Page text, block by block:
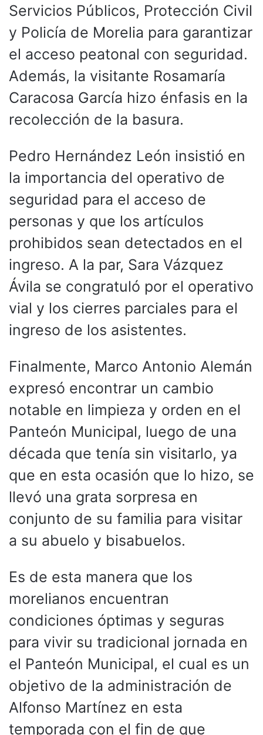
Servicios Públicos, Protección Civil
y Policía de Morelia para garantizar
el acceso peatonal con seguridad.
Además, la visitante Rosamaría
Caracosa García hizo énfasis en la
recolección de la basura.
Pedro Hernández León insistió en
la importancia del operativo de
seguridad para el acceso de
personas y que los artículos
prohibidos sean detectados en el
ingreso. A la par, Sara Vázquez
Ávila se congratuló por el operativo
vial y los cierres parciales para el
ingreso de los asistentes.
Finalmente, Marco Antonio Alemán
expresó encontrar un cambio
notable en limpieza y orden en el
Panteón Municipal, luego de una
década que tenía sin visitarlo, ya
que en esta ocasión que lo hizo, se
llevó una grata sorpresa en
conjunto de su familia para visitar
a su abuelo y bisabuelos.
Es de esta manera que los
morelianos encuentran
condiciones óptimas y seguras
para vivir su tradicional jornada en
el Panteón Municipal, el cual es un
objetivo de la administración de
Alfonso Martínez en esta
temporada con el fin de que